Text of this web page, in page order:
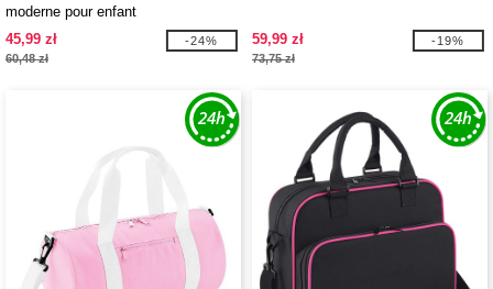
moderne pour enfant
45,99 zł
60,48 zł
-24% 59,99 zł
73,75 zł
-19%